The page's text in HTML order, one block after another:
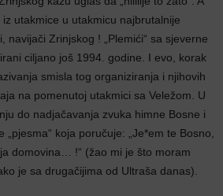
utakmice u utakmicu najbrutalnije
navijači Zrinjskog ! „Plemići“ sa sjeverne
ciljano još 1994. godine. I evo, korak
smisla tog organiziranja i njihovih
na pomenutoj utakmici sa Veležom. U
do nadjačavanja zvuka himne Bosne i
koja poručuje: „Je*em te Bosno,
domovina… !“ (žao mi je što moram
je sa drugačijima od Ultraša danas).